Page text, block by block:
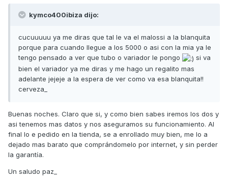
kymco400ibiza dijo:
cucuuuuu ya me diras que tal le va el malossi a la blanquita
porque para cuando llegue a los 5000 o asi con la mia ya le
tengo pensado a ver que tubo o variador le pongo
si va
bien el variador ya me diras y me hago un regalito mas
adelante jejeje a la espera de ver como va esa blanquita!!
cerveza_
Buenas noches. Claro que si, y como bien sabes iremos los dos y
asi tenemos mas datos y nos aseguramos su funcionamiento. Al
final lo e pedido en la tienda, se a enrollado muy bien, me lo a
dejado mas barato que comprándomelo por internet, y sin perder
la garantía.
Un saludo paz_